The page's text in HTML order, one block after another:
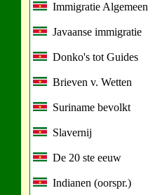
Immigratie Algemeen
Javaanse immigratie
Donko's tot Guides
Brieven v. Wetten
Suriname bevolkt
Slavernij
De 20 ste eeuw
Indianen (oorspr.)